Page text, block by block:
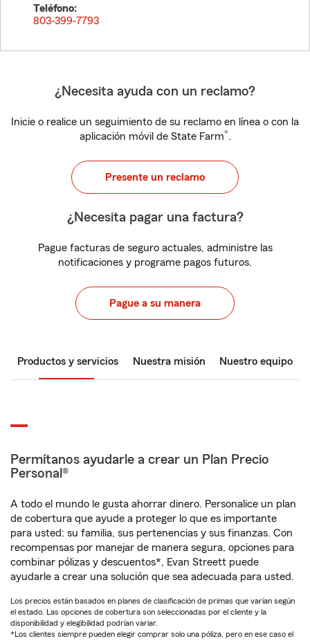
Teléfono:
803-399-7793
¿Necesita ayuda con un reclamo?
Inicie o realice un seguimiento de su reclamo en línea o con la
aplicación móvil de State Farm®.
Presente un reclamo
¿Necesita pagar una factura?
Pague facturas de seguro actuales, administre las
notificaciones y programe pagos futuros.
Pague a su manera
Productos y servicios Nuestra misión Nuestro equipo
Permítanos ayudarle a crear un Plan Precio
Personal®
A todo el mundo le gusta ahorrar dinero. Personalice un plan
de cobertura que ayude a proteger lo que es importante
para usted: su familia, sus pertenencias y sus finanzas. Con
recompensas por manejar de manera segura, opciones para
combinar pólizas y descuentos*, Evan Streett puede
ayudarle a crear una solución que sea adecuada para usted.
Los precios están basados en planes de clasificación de primas que varían según
el estado. Las opciones de cobertura son seleccionadas por el cliente y la
disponibilidad y elegibilidad podrían variar.
*Los clientes siempre pueden elegir comprar solo una póliza, pero en ese caso el